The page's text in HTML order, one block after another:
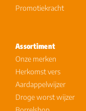
Promotiekracht
Assortiment
Onze merken
Herkomst vers
Aardappelwijzer
Droge worst wijzer